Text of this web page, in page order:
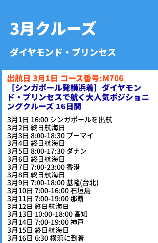
3月クルーズ
ダイヤモンド・プリンセス
出航日 3月1日 コース番号:M706
​［シンガポール発横浜着］ダイヤモン
ド・プリンセスで航く大人気ポジショニ
ングクルーズ 16日間
3月1日 16:00 シンガポールを出航
3月2日 終日航海日
3月3日 8:00-18:30 プーマイ
3月4日 終日航海日
3月5日 8:00-17:30 ダナン
3月6日 終日航海日
3月7日 7:00-23:00 香港
3月8日 終日航海日
3月9日 7:00-18:00 基隆(台北)
3月10日 7:00-16:00 石垣島
3月11日 7:00-19:00 那覇
3月12日 終日航海日
3月13日 10:00-18:00 高知
3月14日 7:00-19:00 神戸
3月15日 終日航海日
3月16日 6:30 横浜に到着